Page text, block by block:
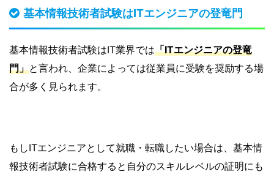
基本情報技術者試験はITエンジニアの登竜門
基本情報技術者試験はIT業界では「ITエンジニアの登竜
門」と言われ、企業によっては従業員に受験を奨励する場
合が多く見られます。
もしITエンジニアとして就職・転職したい場合は、基本情
報技術者試験に合格すると自分のスキルレベルの証明にも